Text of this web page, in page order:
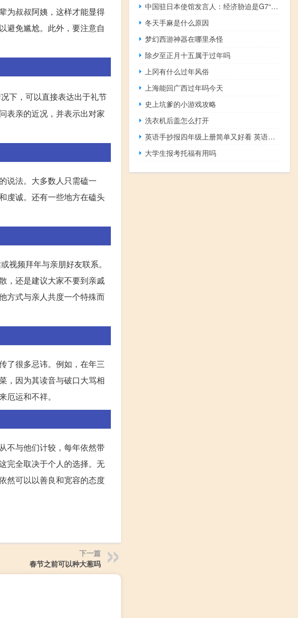
为叔叔阿姨，这样才能显得
避免尴尬。此外，要注意自
下，可以直接表达出于礼节
表亲的近况，并表示出对家
说法。大多数人只需磕一
虔诚。还有一些地方在磕头
视频拜年与亲朋好友联系。
，还是建议大家不要到亲戚
方式与亲人共度一个特殊而
了很多忌讳。例如，在年三
，因为其读音与破口大骂相
运和不祥。
不与他们计较，每年依然带
完全取决于个人的选择。无
然可以以善良和宽容的态度
下一篇
春节之前可以种大葱吗
中国驻日本使馆发言人：经济胁迫是G7“专利” 到底什么情况呢
冬天手麻是什么原因
梦幻西游神器在哪里杀怪
除夕至正月十五属于过年吗
上冈有什么过年风俗
上海能回广西过年吗今天
史上坑爹的小游戏攻略
洗衣机后盖怎么打开
英语手抄报四年级上册简单又好看 英语手抄报四年级上册
大学生报考托福有用吗